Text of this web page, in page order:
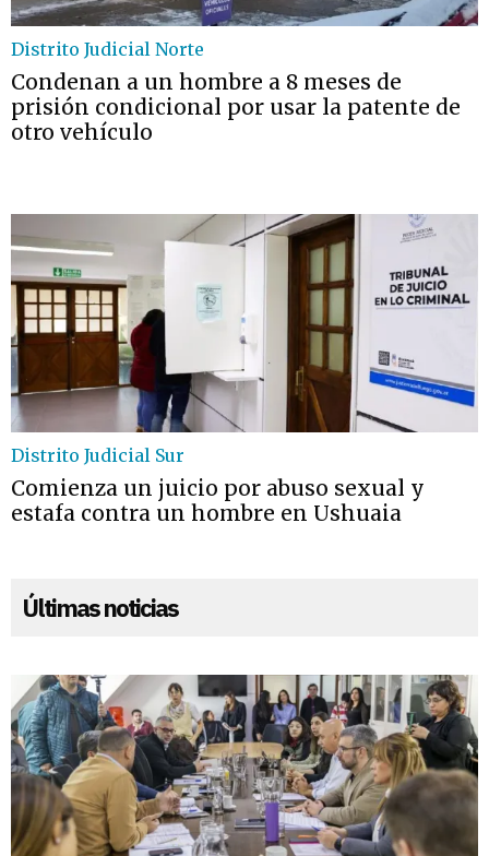
Distrito Judicial Norte
Condenan a un hombre a 8 meses de
prisión condicional por usar la patente de
otro vehículo
Distrito Judicial Sur
Comienza un juicio por abuso sexual y
estafa contra un hombre en Ushuaia
Últimas noticias